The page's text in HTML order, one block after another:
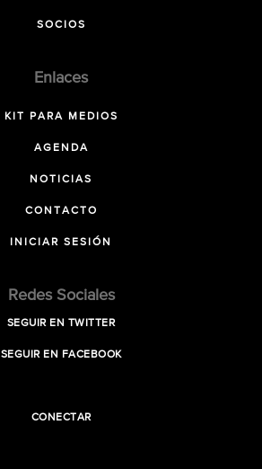
SOCIOS
Enlaces
KIT PARA MEDIOS
AGENDA
NOTICIAS
CONTACTO
INICIAR SESIÓN
Redes Sociales
SEGUIR EN TWITTER
SEGUIR EN FACEBOOK
CONECTAR